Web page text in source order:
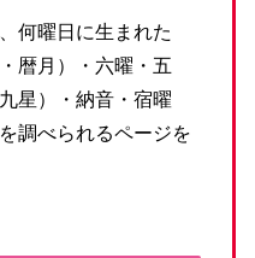
何曜日に生まれた
暦月）・六曜・五
星）・納音・宿曜
調べられるページを